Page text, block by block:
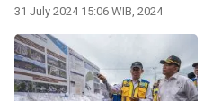
31 July 2024 15:06 WIB, 2024